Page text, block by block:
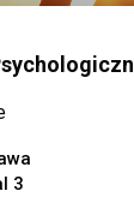
3